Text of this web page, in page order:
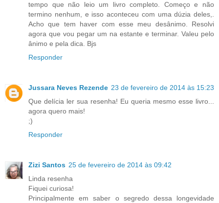
tempo que não leio um livro completo. Começo e não
termino nenhum, e isso aconteceu com uma dúzia deles,.
Acho que tem haver com esse meu desânimo. Resolvi
agora que vou pegar um na estante e terminar. Valeu pelo
ânimo e pela dica. Bjs
Responder
Jussara Neves Rezende 23 de fevereiro de 2014 às 15:23
Que delícia ler sua resenha! Eu queria mesmo esse livro...
agora quero mais!
;)
Responder
Zizi Santos 25 de fevereiro de 2014 às 09:42
Linda resenha
Fiquei curiosa!
Principalmente em saber o segredo dessa longevidade